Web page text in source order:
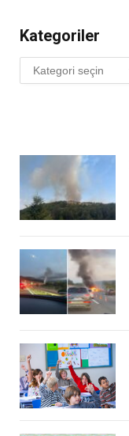
Kategoriler
Kategoriler